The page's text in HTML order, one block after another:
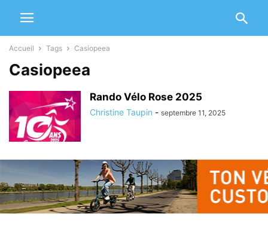
Accueil Tags Casiopeea
Casiopeea
Rando Vélo Rose 2025
Christine Taupin - septembre 11, 2025